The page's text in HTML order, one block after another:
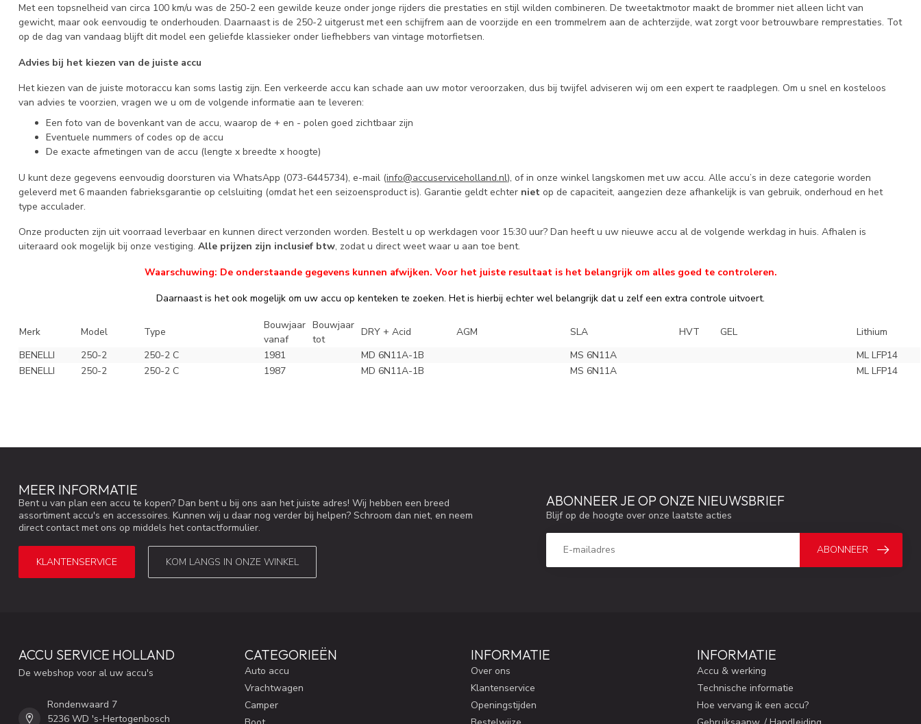
Met een topsnelheid van circa 100 km/u was de 250-2 een gewilde keuze onder jonge rijders die prestaties en stijl wilden combineren. De tweetaktmotor maakt de brommer niet alleen licht van
gewicht, maar ook eenvoudig te onderhouden. Daarnaast is de 250-2 uitgerust met een schijfrem aan de voorzijde en een trommelrem aan de achterzijde, wat zorgt voor betrouwbare remprestaties. Tot
op de dag van vandaag blijft dit model een geliefde klassieker onder liefhebbers van vintage motorfietsen.
Advies bij het kiezen van de juiste accu
Het kiezen van de juiste motoraccu kan soms lastig zijn. Een verkeerde accu kan schade aan uw motor veroorzaken, dus bij twijfel adviseren wij om een expert te raadplegen. Om u snel en kosteloos
van advies te voorzien, vragen we u om de volgende informatie aan te leveren:
Een foto van de bovenkant van de accu, waarop de + en - polen goed zichtbaar zijn
Eventuele nummers of codes op de accu
De exacte afmetingen van de accu (lengte x breedte x hoogte)
U kunt deze gegevens eenvoudig doorsturen via WhatsApp (073-6445734), e-mail (info@accuserviceholland.nl), of in onze winkel langskomen met uw accu. Alle accu’s in deze categorie worden
geleverd met 6 maanden fabrieksgarantie op celsluiting (omdat het een seizoensproduct is). Garantie geldt echter niet op de capaciteit, aangezien deze afhankelijk is van gebruik, onderhoud en het
type acculader.
Onze producten zijn uit voorraad leverbaar en kunnen direct verzonden worden. Bestelt u op werkdagen voor 15:30 uur? Dan heeft u uw nieuwe accu al de volgende werkdag in huis. Afhalen is
uiteraard ook mogelijk bij onze vestiging. Alle prijzen zijn inclusief btw, zodat u direct weet waar u aan toe bent.
Waarschuwing: De onderstaande gegevens kunnen afwijken. Voor het juiste resultaat is het belangrijk om alles goed te controleren.
Daarnaast is het ook mogelijk om uw accu op kenteken te zoeken. Het is hierbij echter wel belangrijk dat u zelf een extra controle uitvoert.
Merk Model Type
Bouwjaar
vanaf
Bouwjaar
tot
DRY + Acid AGM SLA HVT GEL
Lithium
BENELLI
250-2 250-2 C 1981 MD 6N11A-1B MS 6N11A
ML LFP14
BENELLI
250-2 250-2 C 1987 MD 6N11A-1B MS 6N11A ML LFP14
MEER INFORMATIE
Bent u van plan een accu te kopen? Dan bent u bij ons aan het juiste adres! Wij hebben een breed
assortiment accu's en accessoires. Kunnen wij u daar nog verder bij helpen? Schroom dan niet, en neem
direct contact met ons op middels het contactformulier.
KLANTENSERVICE KOM LANGS IN ONZE WINKEL
ABONNEER JE OP ONZE NIEUWSBRIEF
Blijf op de hoogte over onze laatste acties
ABONNEER
ACCU SERVICE HOLLAND
De webshop voor al uw accu's
Rondenwaard 7
5236 WD 's-Hertogenbosch
CATEGORIEËN
Auto accu
Vrachtwagen
Camper
INFORMATIE
Over ons
Klantenservice
Openingstijden
INFORMATIE
Accu & werking
Technische informatie
Hoe vervang ik een accu?